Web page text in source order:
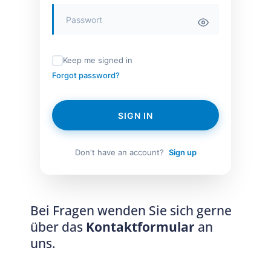
Keep me signed in
Forgot password?
SIGN IN
Don't have an account? Sign up
Bei Fragen wenden Sie sich gerne
über das Kontaktformular an
uns.